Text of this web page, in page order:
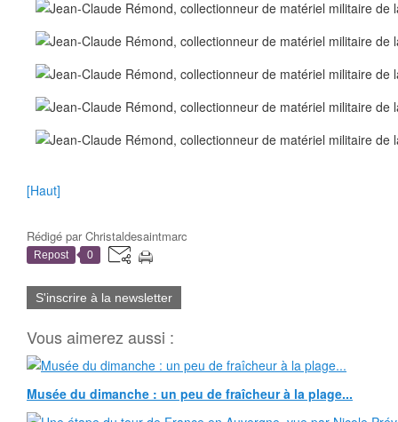
[Haut]
Rédigé parChristaldesaintmarc
Repost 0
S'inscrire à la newsletter
Vous aimerez aussi :
Musée du dimanche : un peu de fraîcheur à la plage...